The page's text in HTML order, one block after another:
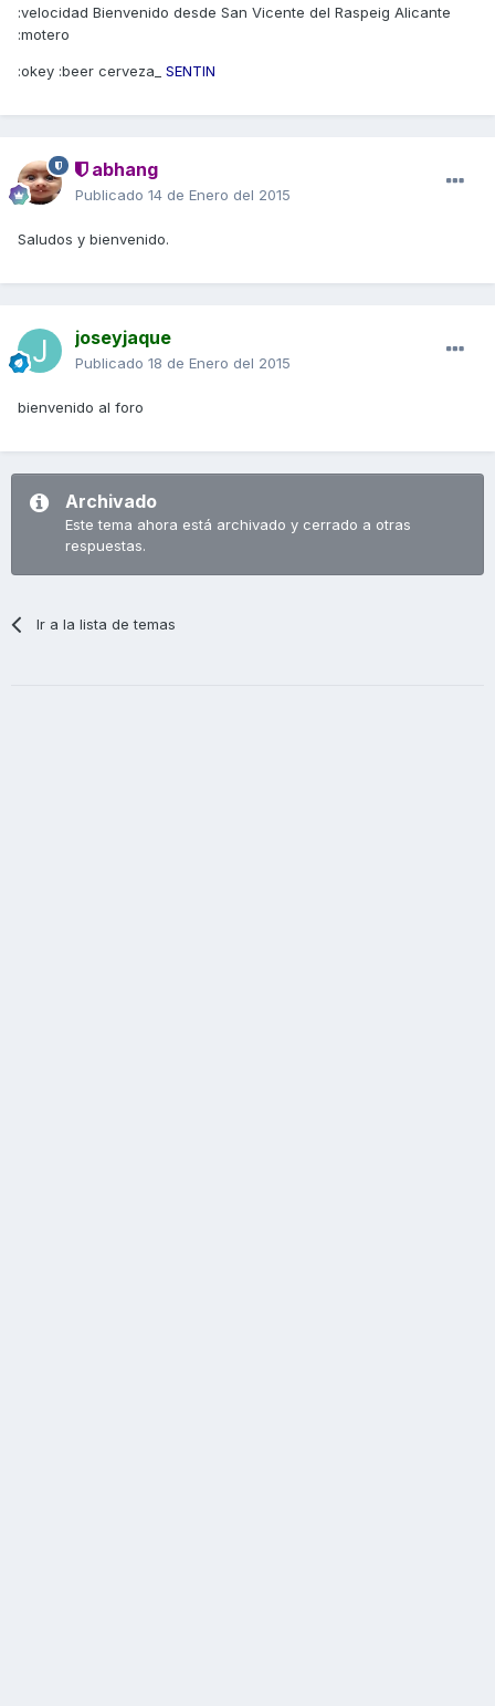
:velocidad Bienvenido desde San Vicente del Raspeig Alicante
:motero
:okey :beer cerveza_ SENTIN
abhang
Publicado 14 de Enero del 2015
Saludos y bienvenido.
joseyjaque
Publicado 18 de Enero del 2015
bienvenido al foro
Archivado
Este tema ahora está archivado y cerrado a otras
respuestas.
Ir a la lista de temas